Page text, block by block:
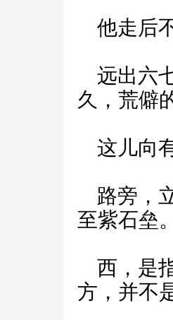
他走后
远出六
久，荒僻
这儿向
路旁，
至紫石垒
西，是
方，并不